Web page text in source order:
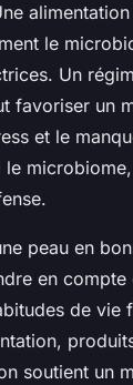
le
Un
favoriser un
et le
le
peau en
en compte
de vie
soutient un